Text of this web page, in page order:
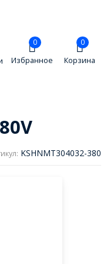
0
Избранное
0
Корзина
KSHNMT304032-380